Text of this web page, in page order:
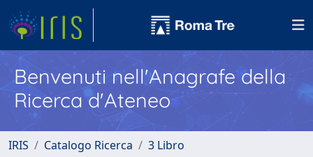
Benvenuti nell'Anagrafe della
Ricerca d'Ateneo
IRIS Catalogo Ricerca
3 Libro